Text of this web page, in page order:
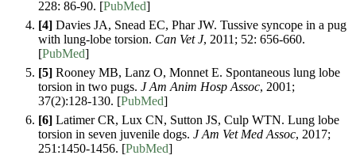
228: 86-90. [PubMed]
[4] Davies JA, Snead EC, Phar JW. Tussive syncope in a pug
with lung-lobe torsion. Can Vet J, 2011; 52: 656-660.
[PubMed]
[5] Rooney MB, Lanz O, Monnet E. Spontaneous lung lobe
torsion in two pugs. J Am Anim Hosp Assoc, 2001;
37(2):128-130. [PubMed]
[6] Latimer CR, Lux CN, Sutton JS, Culp WTN. Lung lobe
torsion in seven juvenile dogs. J Am Vet Med Assoc, 2017;
251:1450-1456. [PubMed]